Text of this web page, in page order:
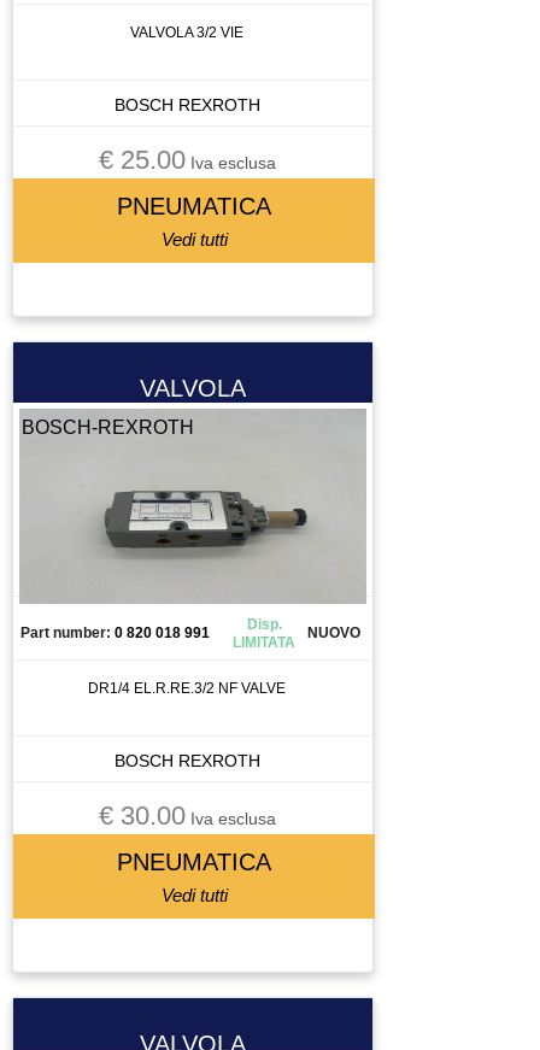
SISTEMA DI SERRAGGIO
SISTEMA DI VISIONE
SORGENTE LASER
STRUMENTO DI MISURA
TAVOLA GIREVOLE
TAVOLA ROTANTE
TELECOMANDO
TERMOREGOLATORE
TESTA PER FRESA
TOOL CHANGE
UTENSILE
VITE A RICIRCOLO DI SFERE
ZIONAMENTO
VALVOLA 3/2 VIE
BOSCH REXROTH
€ 25.00Iva esclusa
PNEUMATICA
Vedi tutti
VALVOLA
BOSCH-REXROTH
Part number: 0 820 018 991
Disp.
LIMITATA
NUOVO
DR1/4 EL.R.RE.3/2 NF VALVE
BOSCH REXROTH
€ 30.00Iva esclusa
PNEUMATICA
Vedi tutti
VALVOLA